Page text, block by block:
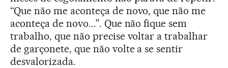
“Que não me aconteça de novo, que não me
aconteça de novo...”. Que não fique sem
trabalho, que não precise voltar a trabalhar
de garçonete, que não volte a se sentir
desvalorizada.